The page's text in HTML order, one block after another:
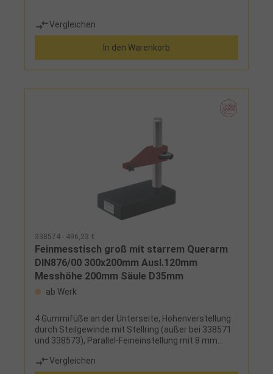
Vergleichen
In den Warenkorb
338574 - 496,23 €
Feinmesstisch groß mit starrem Querarm
DIN876/00 300x200mm Ausl.120mm
Messhöhe 200mm Säule D35mm
ab Werk
4 Gummifüße an der Unterseite, Höhenverstellung
durch Steilgewinde mit Stellring (außer bei 338571
und 338573), Parallel-Feineinstellung mit 8 mm
Vergleichen